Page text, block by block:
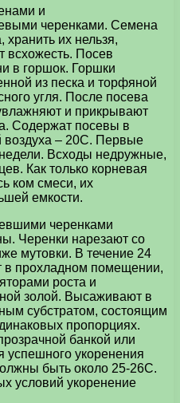
и
черенками. Семена
их нельзя,
всхожесть. Посев
в горшок. Горшки
из песка и торфяной
угля. После посева
и прикрывают
Содержат посевы в
воздуха – 20С. Первые
Всходы недружные,
Как только корневая
ком смеси, их
емкости.
черенками
Черенки нарезают со
мутовки. В течение 24
в прохладном помещении,
роста и
золой. Высаживают в
субстратом, состоящим
пропорциях.
банкой или
укоренения
быть около 25-26С.
условий укоренение